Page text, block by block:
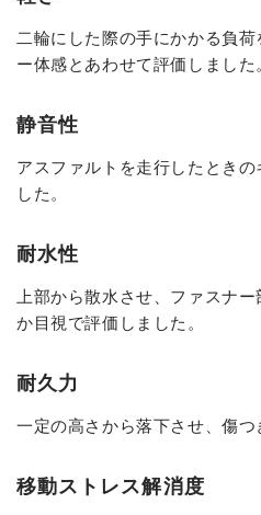
二輪にした際の手にかかる負
ー体感とあわせて評価しました。
静音性
アスファルトを走行したとき
した。
耐水性
上部から散水させ、ファスナ
か目視で評価しました。
耐久力
一定の高さから落下させ、傷つ
移動ストレス解消度